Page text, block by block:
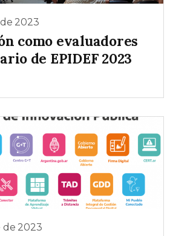
2023
como evaluadores
de EPIDEF 2023
de 2023